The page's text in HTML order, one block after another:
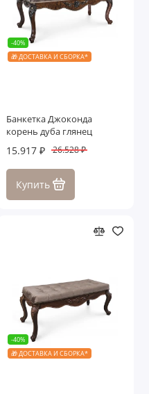
-40%
🎁 ДОСТАВКА И СБОРКА*
Банкетка Джоконда
корень дуба глянец
15.917 ₽ 26.528 ₽
Купить
-40%
🎁 ДОСТАВКА И СБОРКА*